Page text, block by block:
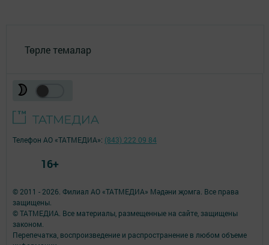
Төрле темалар
© 2011 - 2026. Филиал АО «ТАТМЕДИА» Мәдәни җомга. Все права
защищены.
© ТАТМЕДИА. Все материалы, размещенные на сайте, защищены
законом.
Перепечатка, воспроизведение и распространение в любом объеме
Телефон АО «ТАТМЕДИА»: (843) 222 09 84
16+